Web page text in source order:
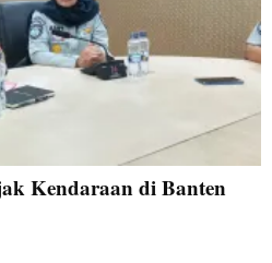
Kendaraan di Banten